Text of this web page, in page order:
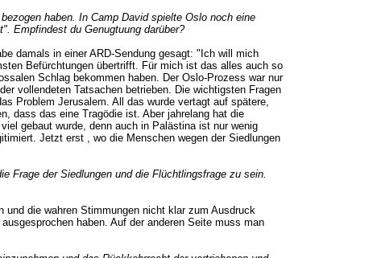
haben. In Camp David spielte Oslo noch eine
Empfindest du Genugtuung darüber?
damals in einer ARD-Sendung gesagt: "Ich will mich
Befürchtungen übertrifft. Für mich ist das alles auch so
Schlag bekommen haben. Der Oslo-Prozess war nur
vollendeten Tatsachen betrieben. Die wichtigsten Fragen
Problem Jerusalem. All das wurde vertagt auf spätere,
dass das eine Tragödie ist. Aber jahrelang hat die
gebaut wurde, denn auch in Palästina ist nur wenig
Jetzt erst , wo die Menschen wegen der Siedlungen
Frage der Siedlungen und die Flüchtlingsfrage zu sein.
die wahren Stimmungen nicht klar zum Ausdruck
haben. Auf der anderen Seite muss man